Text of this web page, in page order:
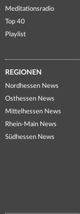
Meditationsradio
Top 40
Playlist
REGIONEN
Nordhessen News
Osthessen News
Mittelhessen News
Rhein-Main News
Südhessen News